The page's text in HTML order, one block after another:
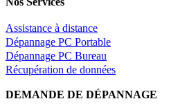
Assistance à distance
Dépannage PC Portable
Dépannage PC Bureau
Récupération de données
DEMANDE DE DÉPANNAGE